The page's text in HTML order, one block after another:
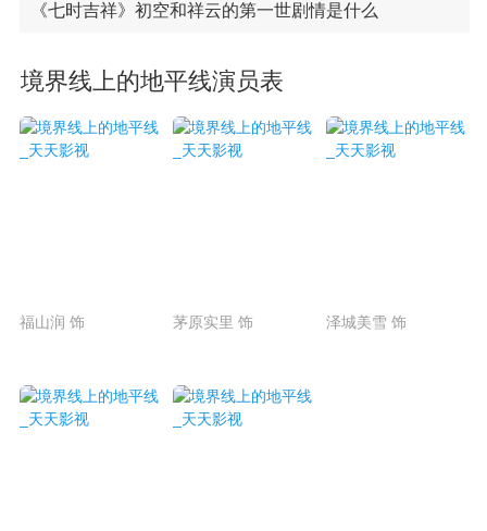
《七时吉祥》初空和祥云的第一世剧情是什么
境界线上的地平线演员表
福山润 饰 茅原实里 饰 泽城美雪 饰